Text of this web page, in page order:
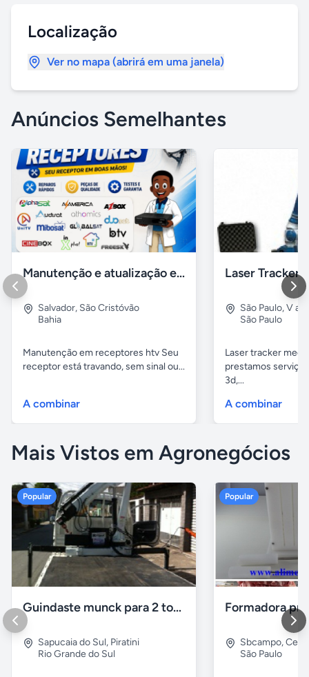
Localização
Ver no mapa (abrirá em uma janela)
Anúncios Semelhantes
Manutenção e atualização em receptores Htv em Salvador Ba
Salvador, São Cristóvão
Bahia
Manutenção em receptores htv Seu
receptor está travando, sem sinal ou...
A combinar
São Paulo,V
São Paulo
Laser tracker
prestamos
3d,...
A combinar
Mais Vistos em Agronegócios
Popular
Guindaste munck para 2 toneladas
Sapucaia do Sul, Piratini
Rio Grande do Sul
Popular
Sbcampo,
São Paulo